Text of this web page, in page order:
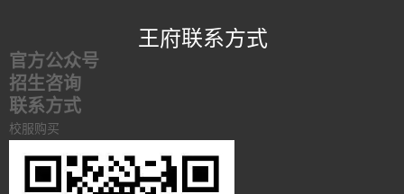
王府联系方式
官方公众号
招生咨询
联系方式
校服购买